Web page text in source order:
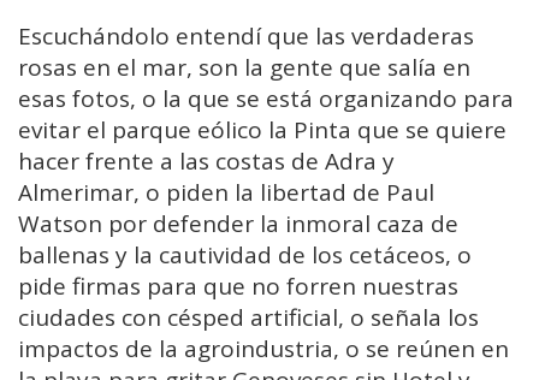
Escuchándolo entendí que las verdaderas
rosas en el mar, son la gente que salía en
esas fotos, o la que se está organizando para
evitar el parque eólico la Pinta que se quiere
hacer frente a las costas de Adra y
Almerimar, o piden la libertad de Paul
Watson por defender la inmoral caza de
ballenas y la cautividad de los cetáceos, o
pide firmas para que no forren nuestras
ciudades con césped artificial, o señala los
impactos de la agroindustria, o se reúnen en